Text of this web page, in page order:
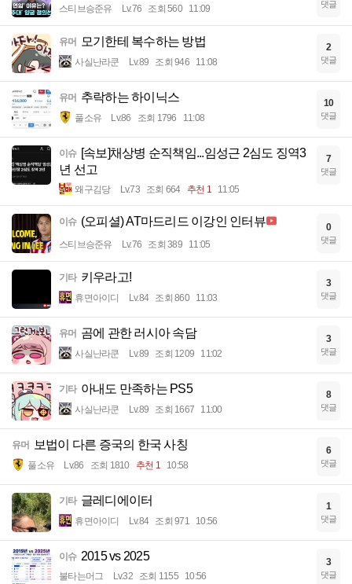
스티브승준유 Lv.76 조회 560 11:09 댓글
유머 모기한테 복수하는 방법
사실난라쿤 Lv.89 조회 946 11:08
2
댓글
유머 추락하는 하이닉스
풀소유 Lv.86 조회 1796 11:08
10
댓글
이슈 [속보]채상병 순직책임...임성근 2심도 징역3
년 선고
왜구김당 Lv.73 조회 664 추천 1 11:05
7
댓글
이슈 (오피셜) AT마드리드 이강인 인터뷰
스티브승준유 Lv.76 조회 389 11:05
0
댓글
기타 키우라고!
휴면아이디 Lv.84 조회 860 11:03
3
댓글
유머 곰에 관한 러시아 속담
사실난라쿤 Lv.89 조회 1209 11:02
3
댓글
기타 아내도 만족하는 PS5
사실난라쿤 Lv.89 조회 1667 11:00
8
댓글
유머 보법이 다른 증국의 한국 사칭
풀소유 Lv.86 조회 1810 추천 1 10:58
6
댓글
기타 글레디에이터
휴면아이디 Lv.84 조회 971 10:56
1
댓글
이슈 2015 vs 2025
불타는머그 Lv.32 조회 1155 10:56
3
댓글